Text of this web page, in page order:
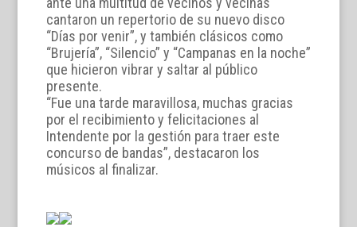
cantaron un repertorio de su nuevo disco
“Días por venir”, y también clásicos como
“Brujería”, “Silencio” y “Campanas en la noche”
que hicieron vibrar y saltar al público
presente.
“Fue una tarde maravillosa, muchas gracias
por el recibimiento y felicitaciones al
Intendente por la gestión para traer este
concurso de bandas”, destacaron los
músicos al finalizar.